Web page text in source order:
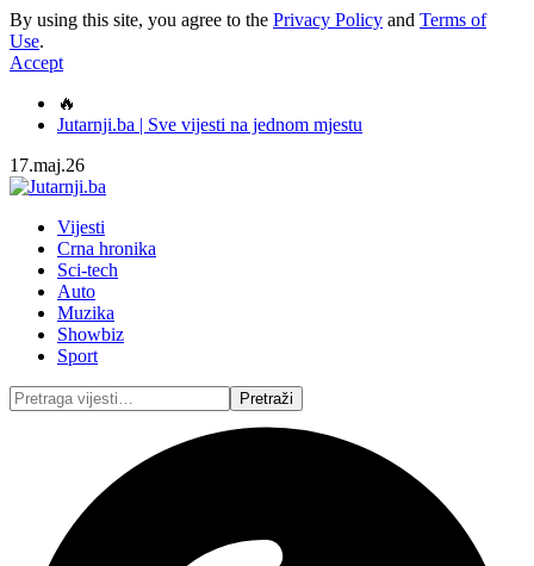
By using this site, you agree to the Privacy Policy and Terms of
Use.
Accept
🔥
Jutarnji.ba | Sve vijesti na jednom mjestu
17.maj.26
Vijesti
Crna hronika
Sci-tech
Auto
Muzika
Showbiz
Sport